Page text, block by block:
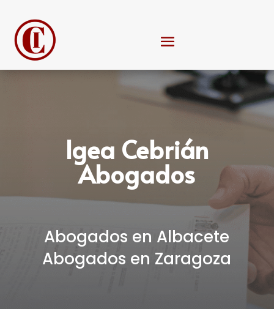
Igea Cebrián
Abogados
Abogados en Albacete
Abogados en Zaragoza